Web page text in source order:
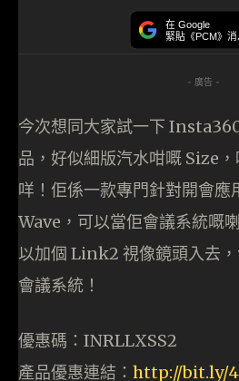
在 Google
緊貼《PCM》消
- 廣告 -
今次想同大家試一下
品，好似細版汽水咁嘅 Size
咩！佢係一款專門針對開會
Wave，可以當佢會議系統嘅
以加個 Link2 視像鏡頭入去
會議系統！
優惠碼：INRLLXSS2
產品優惠連結： http://bit.ly/